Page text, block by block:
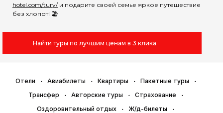
hotel.com/tury/и подарите своей семье яркое путешествие
без хлопот! 🏖
Найти туры по лучшим ценам в 3 клика
Отели Авиабилеты Квартиры
Пакетные туры
Трансфер
Авторские туры
Страхование
Оздоровительный отдых
Ж/д-билеты